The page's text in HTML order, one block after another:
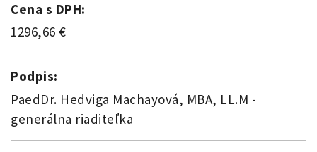
Cena s DPH:
1296,66 €
Podpis:
PaedDr. Hedviga Machayová, MBA, LL.M -
generálna riaditeľka